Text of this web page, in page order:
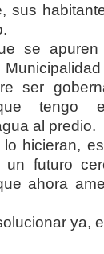
sus
se
ser
tengo
al predio.
hicieran,
un futuro
ahora
ya,